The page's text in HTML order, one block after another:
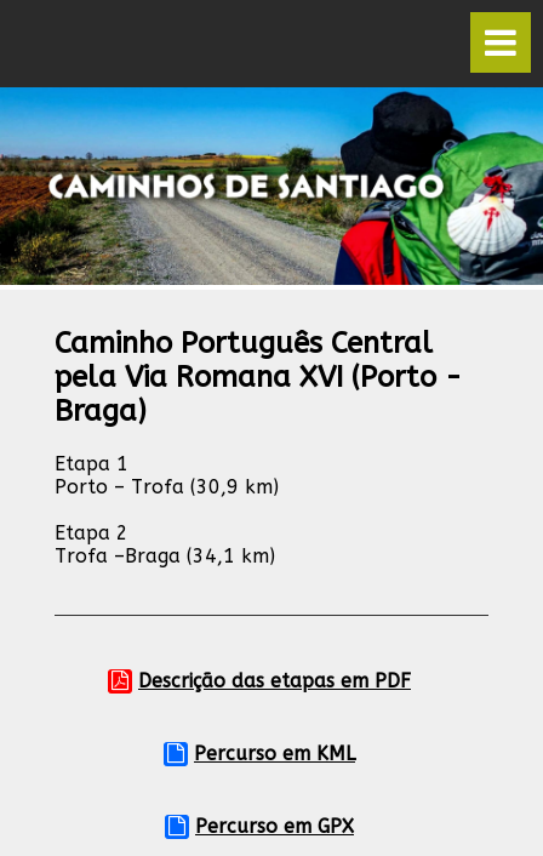
Caminho Português Central
pela Via Romana XVI (Porto -
Braga)
Etapa 1
Porto – Trofa (30,9 km)
Etapa 2
Trofa –Braga (34,1 km)
Descrição das etapas em PDF
Percurso em KML
Percurso em GPX